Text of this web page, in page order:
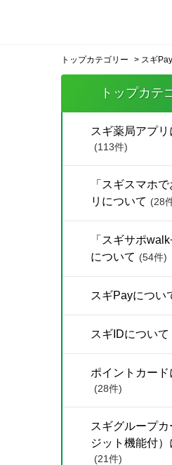
トップカテゴリー > スギ
トップカテ
スギ薬局アプリ
(113件)
「スギスマホ
リについて (28
「スギサポ
について (54件)
スギPayについ
スギIDについて
ポイントカード
(28件)
スギグループ
ジット機能付）
(21件)